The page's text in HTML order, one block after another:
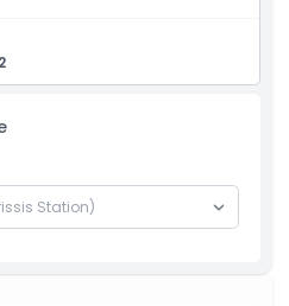
offre un parfait mélange
naturelle pour les
explorant la Grèce.